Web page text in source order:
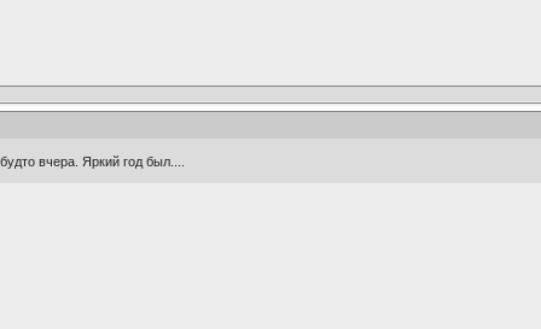
вчера. Яркий год был....